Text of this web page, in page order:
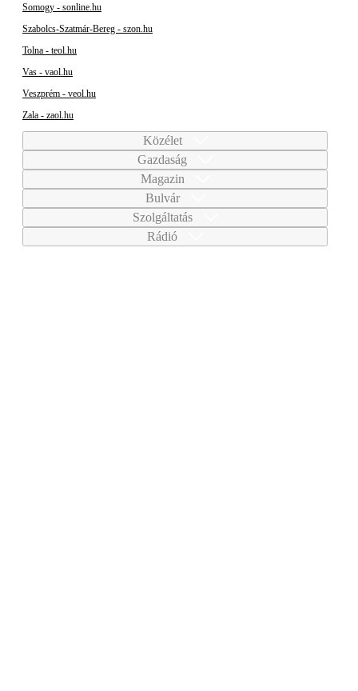
Somogy - sonline.hu
Szabolcs-Szatmár-Bereg - szon.hu
Tolna - teol.hu
Vas - vaol.hu
Veszprém - veol.hu
Zala - zaol.hu
Közélet
Gazdaság
Magazin
Bulvár
Szolgáltatás
Rádió